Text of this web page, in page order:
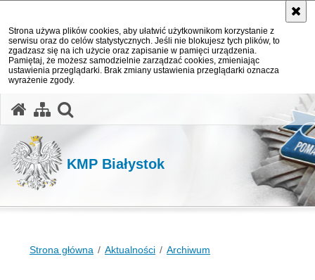
Strona używa plików cookies, aby ułatwić użytkownikom korzystanie z
serwisu oraz do celów statystycznych. Jeśli nie blokujesz tych plików, to
zgadzasz się na ich użycie oraz zapisanie w pamięci urządzenia.
Pamiętaj, że możesz samodzielnie zarządzać cookies, zmieniając
ustawienia przeglądarki. Brak zmiany ustawienia przeglądarki oznacza
wyrażenie zgody.
KMP Białystok
Strona główna Aktualności Archiwum